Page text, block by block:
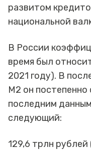
развитом
национальной
В России
время был
2021 году). В
М2 он постепенно
последним
следующий:
129,6 трлн рублей